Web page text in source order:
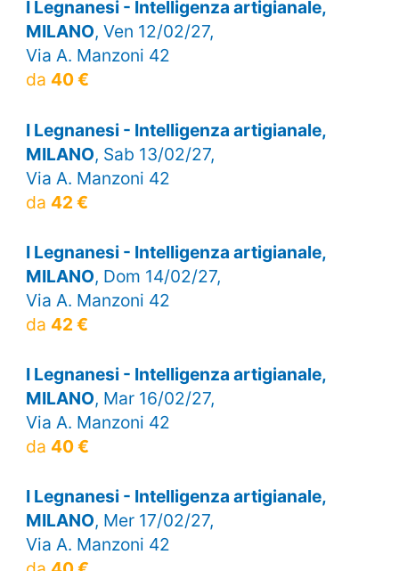
I Legnanesi - Intelligenza artigianale,
MILANO, Ven 12/02/27,
Via A. Manzoni 42
da 40 €
I Legnanesi - Intelligenza artigianale,
MILANO, Sab 13/02/27,
Via A. Manzoni 42
da 42 €
I Legnanesi - Intelligenza artigianale,
MILANO, Dom 14/02/27,
Via A. Manzoni 42
da 42 €
I Legnanesi - Intelligenza artigianale,
MILANO, Mar 16/02/27,
Via A. Manzoni 42
da 40 €
I Legnanesi - Intelligenza artigianale,
MILANO, Mer 17/02/27,
Via A. Manzoni 42